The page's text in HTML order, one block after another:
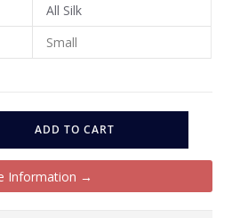
All Silk
Small
ADD TO CART
Information →